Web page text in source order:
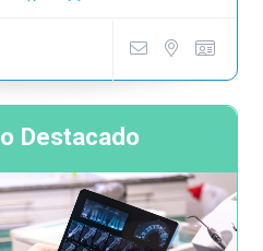
Destacado